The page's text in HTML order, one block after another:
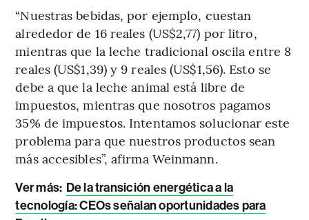
“Nuestras bebidas, por ejemplo, cuestan
alrededor de 16 reales (US$2,77) por litro,
mientras que la leche tradicional oscila entre 8
reales (US$1,39) y 9 reales (US$1,56). Esto se
debe a que la leche animal está libre de
impuestos, mientras que nosotros pagamos
35% de impuestos. Intentamos solucionar este
problema para que nuestros productos sean
más accesibles”, afirma Weinmann.
Ver más: De la transición energética a la
tecnología: CEOs señalan oportunidades para